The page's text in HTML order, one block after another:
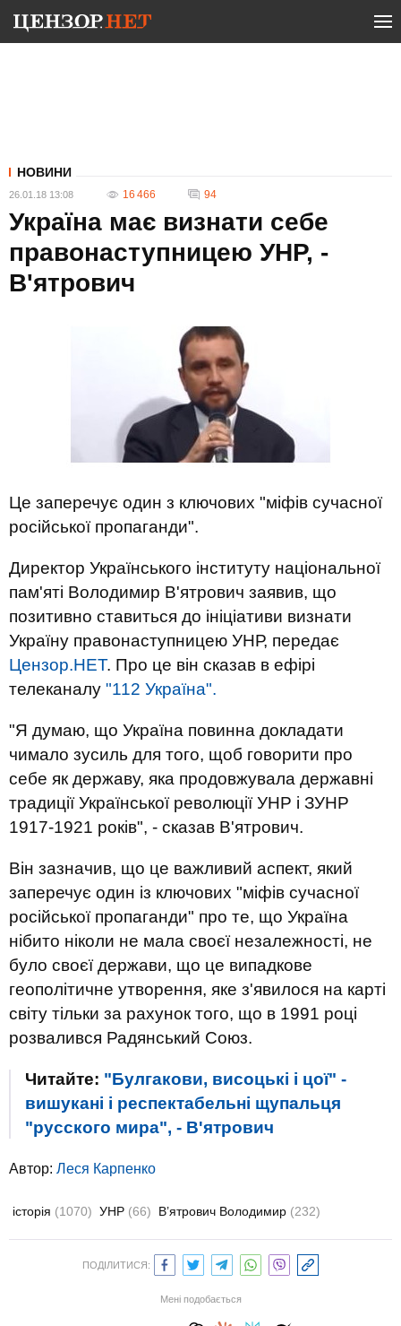
НОВИНИ
26.01.18 13:08 16 466 94
Україна має визнати себе
правонаступницею УНР, -
В'ятрович
Це заперечує один з ключових "міфів сучасної
російської пропаганди".
Директор Українського інституту національної
пам'яті Володимир В'ятрович заявив, що
позитивно ставиться до ініціативи визнати
Україну правонаступницею УНР, передає
Цензор.НЕТ. Про це він сказав в ефірі
телеканалу "112 Україна".
"Я думаю, що Україна повинна докладати
чимало зусиль для того, щоб говорити про
себе як державу, яка продовжувала державні
традиції Української революції УНР і ЗУНР
1917-1921 років", - сказав В'ятрович.
Він зазначив, що це важливий аспект, який
заперечує один із ключових "міфів сучасної
російської пропаганди" про те, що Україна
нібито ніколи не мала своєї незалежності, не
було своєї держави, що це випадкове
геополітичне утворення, яке з'явилося на карті
світу тільки за рахунок того, що в 1991 році
розвалився Радянський Союз.
Читайте: "Булгакови, висоцькі і цої" -
вишукані і респектабельні щупальця
"русского мира", - В'ятрович
Автор: Леся Карпенко
історія (1070) УНР (66) В’ятрович Володимир (232)
ПОДІЛИТИСЯ:
Мені подобається